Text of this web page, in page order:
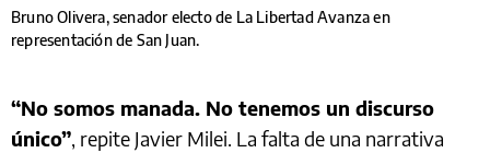
Bruno Olivera, senador electo de La Libertad Avanza en
representación de San Juan.
“No somos manada. No tenemos un discurso
único”, repite Javier Milei. La falta de una narrativa